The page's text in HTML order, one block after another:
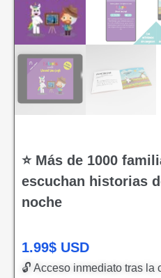
⭐ Más de 1000
escuchan historias
noche
1.99$ USD
🔓 Acceso inmediato tras la